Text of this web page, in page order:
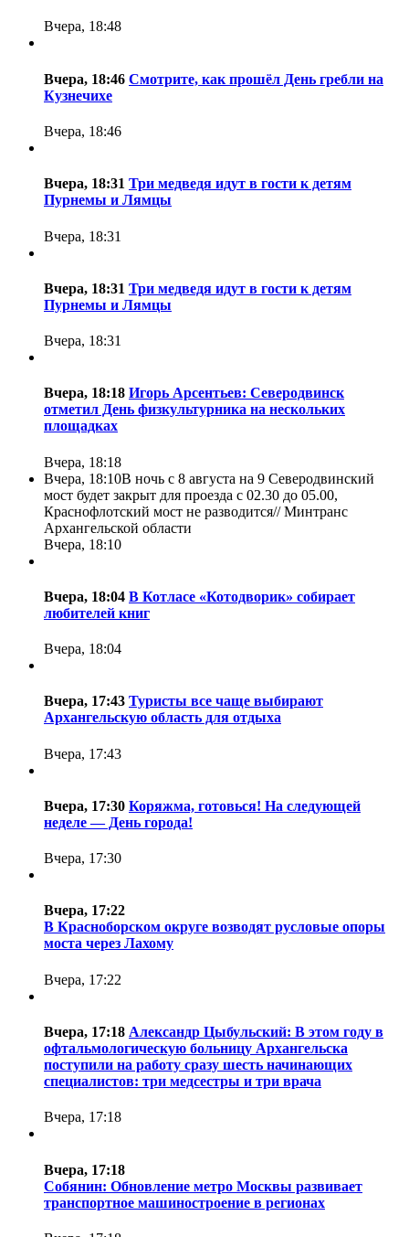
Вчера, 18:48
Вчера, 18:46 Смотрите, как прошёл День гребли на
Кузнечихе
Вчера, 18:46
Вчера, 18:31 Три медведя идут в гости к детям
Пурнемы и Лямцы
Вчера, 18:31
Вчера, 18:31 Три медведя идут в гости к детям
Пурнемы и Лямцы
Вчера, 18:31
Вчера, 18:18 Игорь Арсентьев: Северодвинск
отметил День физкультурника на нескольких
площадках
Вчера, 18:18
Вчера, 18:10В ночь с 8 августа на 9 Северодвинский
мост будет закрыт для проезда с 02.30 до 05.00,
Краснофлотский мост не разводится//Минтранс
Архангельской области
Вчера, 18:10
Вчера, 18:04 В Котласе «Котодворик» собирает
любителей книг
Вчера, 18:04
Вчера, 17:43 Туристы все чаще выбирают
Архангельскую область для отдыха
Вчера, 17:43
Вчера, 17:30 Коряжма, готовься! На следующей
неделе — День города!
Вчера, 17:30
Вчера, 17:22
В Красноборском округе возводят русловые опоры
моста через Лахому
Вчера, 17:22
Вчера, 17:18 Александр Цыбульский: В этом году в
офтальмологическую больницу Архангельска
поступили на работу сразу шесть начинающих
специалистов: три медсестры и три врача
Вчера, 17:18
Вчера, 17:18
Собянин: Обновление метро Москвы развивает
транспортное машиностроение в регионах